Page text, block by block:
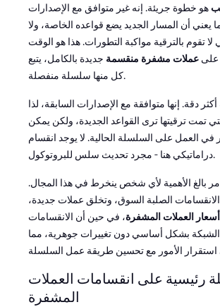
هو خطوة جريئة. إنه غير متوافق مع الإصدارات
يعني أن المسار الجديد يضع قواعده الخاصة، ولا
لا تقوم بالترقية مواكبة التطورات. هذا هو الوقت
على عملات مشفرة منقسمة جديدة بالكامل، يتبع
كل منها سلسلة منفصلة.
أكثر دقة. إنها متوافقة مع الإصدارات السابقة، لذا
تمت ترقيتها ترى القواعد الجديدة، ولكن يمكن
في العمل على السلسلة الحالية. لا يوجد انقسام
دراماتيكي هنا - مجرد تحديث سلس للبروتوكول.
بالغ الأهمية لأي شخص ينخرط في هذا المجال.
الصلبة السوق، وتخلق عملات جديدة،
العملات المشفرة، في حين أن الانقسامات
الشبكة بشكل أساسي دون تغييرات جوهرية، مما
رئيسية على انقسامات العملات
المشفرة